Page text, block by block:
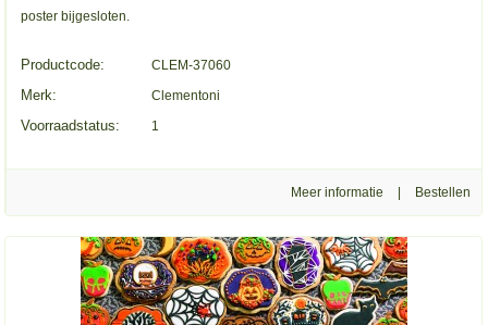
poster bijgesloten.
Productcode: CLEM-37060
Merk: Clementoni
Voorraadstatus: 1
Meer informatie